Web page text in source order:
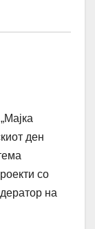
ден
со
на